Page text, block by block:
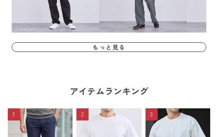
もっと見る
アイテムランキング
1 2 3